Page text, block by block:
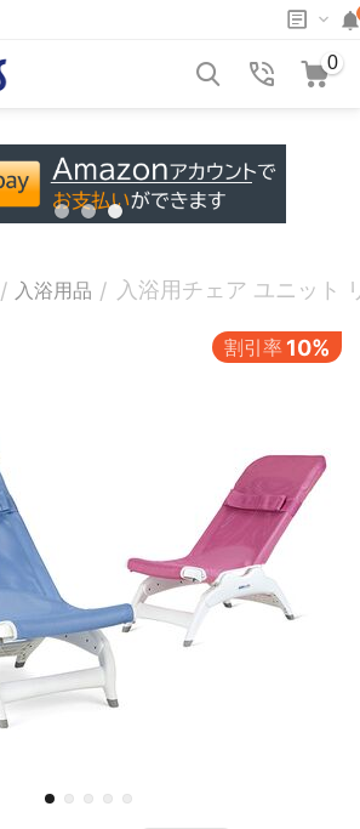
0
/ 入浴用品 / 入浴用チェア ユニット
割引率 10%